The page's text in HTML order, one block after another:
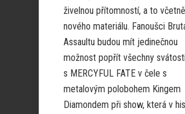
živelnou přítomností, a to včetně
nového materiálu. Fanoušci
Assaultu budou mít jedinečnou
možnost popřít všechny
s MERCYFUL FATE v čele s
metalovým polobohem Kingem
Diamondem při show, která v